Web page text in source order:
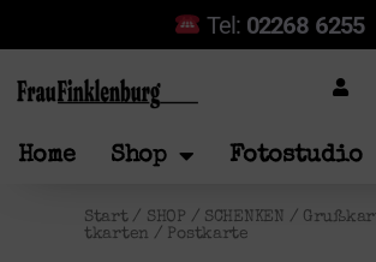
Tel: 02268 6255
Home Shop Fotostudio
Start/ SHOP / SCHENKEN /
tkarten / Postkarte